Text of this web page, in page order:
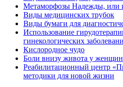
Метаморфозы Надежды, или
Виды медицинских трубок
Виды бумаги для
Использование
гинекологических
Кислородное чудо
Боли внизу живота у женщин
Реабилитационный центр
методики для новой жизни